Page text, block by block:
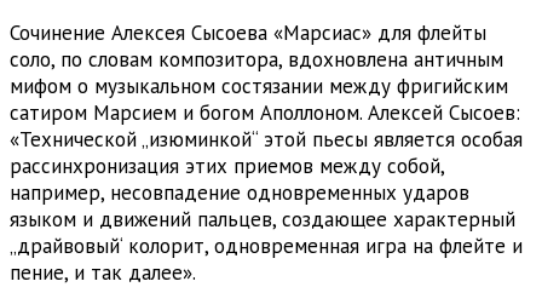
Сочинение Алексея Сысоева «Марсиас» для флейты
соло, по словам композитора, вдохновлена античным
мифом о музыкальном состязании между фригийским
сатиром Марсием и богом Аполлоном. Алексей Сысоев:
«Технической „изюминкой“ этой пьесы является особая
рассинхронизация этих приемов между собой,
например, несовпадение одновременных ударов
языком и движений пальцев, создающее характерный
„драйвовый‘ колорит, одновременная игра на флейте и
пение, и так далее».